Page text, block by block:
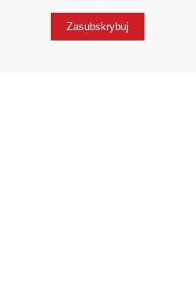
Zasubskrybuj